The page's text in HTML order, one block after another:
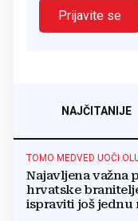
Prijavite se
NAJČITANIJE
TOMO MEDVED UOČI
Najavljena važna
hrvatske
ispraviti još jednu